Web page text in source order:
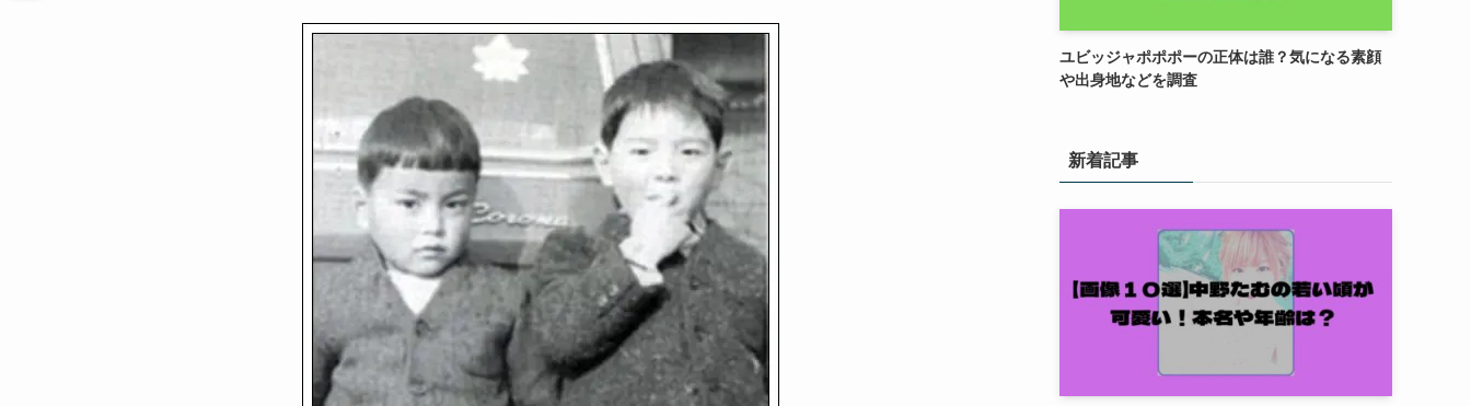
ユビッジャポポポーの正体は誰？気になる素顔
や出身地などを調査
新着記事